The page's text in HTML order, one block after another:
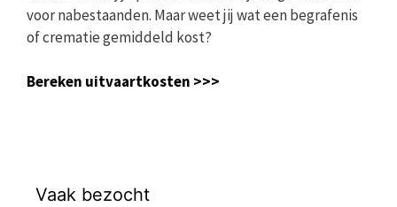
voor nabestaanden. Maar weet jij wat een begrafenis
of crematie gemiddeld kost?
Bereken uitvaartkosten >>>
Vaak bezocht